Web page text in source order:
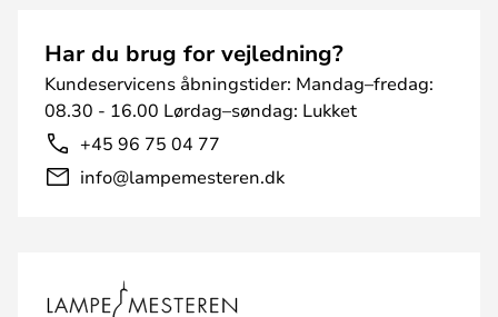
Har du brug for vejledning?
Kundeservicens åbningstider: Mandag–fredag:
08.30 - 16.00 Lørdag–søndag: Lukket
+45 96 75 04 77
info@lampemesteren.dk